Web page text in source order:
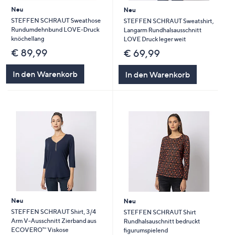
Neu
STEFFEN SCHRAUT Sweathose
Rundumdehnbund LOVE-Druck
knöchellang
€ 89,99
In den Warenkorb
Neu
STEFFEN SCHRAUT Sweatshirt,
Langarm Rundhalsausschnitt
LOVE Druck leger weit
€ 69,99
In den Warenkorb
Neu
STEFFEN SCHRAUT Shirt, 3/4
Arm V-Ausschnitt Zierband aus
ECOVERO™ Viskose
Neu
STEFFEN SCHRAUT Shirt
Rundhalsauschnitt bedruckt
figurumspielend